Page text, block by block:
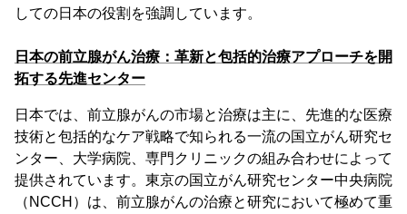
しての日本の役割を強調しています。
日本の前立腺がん治療：革新と包括的治療アプローチを開
拓する先進センター
日本では、前立腺がんの市場と治療は主に、先進的な医療
技術と包括的なケア戦略で知られる一流の国立がん研究セ
ンター、大学病院、専門クリニックの組み合わせによって
提供されています。東京の国立がん研究センター中央病院
（NCCH）は、前立腺がんの治療と研究において極めて重